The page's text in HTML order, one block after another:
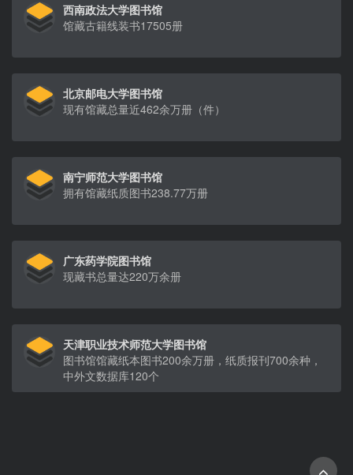
西南政法大学图书馆
馆藏古籍线装书17505册
北京邮电大学图书馆
现有馆藏总量近462余万册（件）
南宁师范大学图书馆
拥有馆藏纸质图书238.77万册
广东药学院图书馆
现藏书总量达220万余册
天津职业技术师范大学图书馆
图书馆馆藏纸本图书200余万册，纸质报刊700余种，
中外文数据库120个